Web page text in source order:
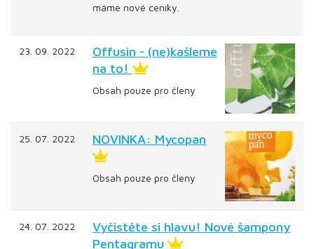
máme nové ceníky.
23. 09. 2022
Offusin - (ne)kašleme
na to!
Obsah pouze pro členy
25. 07. 2022 NOVINKA: Mycopan
Obsah pouze pro členy
24. 07. 2022
Vyčistěte si hlavu! Nové šampony
Pentagramu